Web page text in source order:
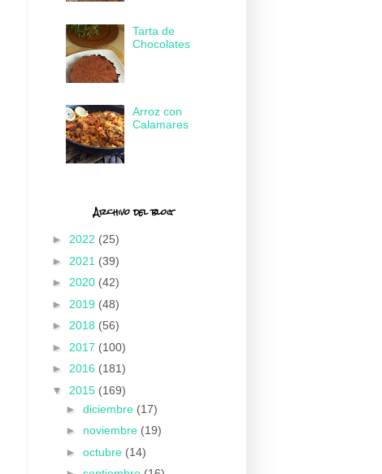
Tarta de
Chocolates
Arroz con
Calamares
Archivo del blog
► 2022 (25)
► 2021 (39)
► 2020 (42)
► 2019 (48)
► 2018 (56)
► 2017 (100)
► 2016 (181)
▼ 2015 (169)
► diciembre (17)
► noviembre (19)
► octubre (14)